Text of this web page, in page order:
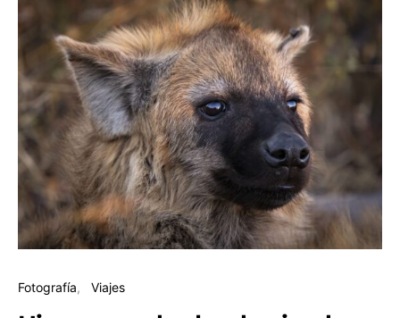
Fotografía Viajes